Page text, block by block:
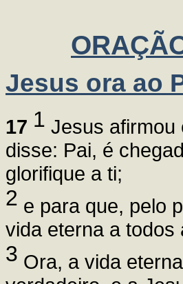
Jesus ora ao
17 1 Jesus afirmou
disse: Pai, é
glorifique a ti;
2 e para que, pelo
vida eterna a todos
3 Ora, a vida